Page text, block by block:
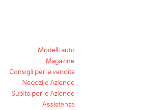
Modelli auto
Magazine
Consigli per la vendita
Negozi e Aziende
Subito per le Aziende
Assistenza